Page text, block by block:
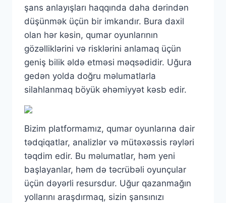
şans anlayışları haqqında daha dərindən
düşünmək üçün bir imkandır. Bura daxil
olan hər kəsin, qumar oyunlarının
gözəlliklərini və risklərini anlamaq üçün
geniş bilik əldə etməsi məqsədidir. Uğura
gedən yolda doğru məlumatlarla
silahlanmaq böyük əhəmiyyət kəsb edir.
Bizim platformamız, qumar oyunlarına dair
tədqiqatlar, analizlər və mütəxəssis rəyləri
təqdim edir. Bu məlumatlar, həm yeni
başlayanlar, həm də təcrübəli oyunçular
üçün dəyərli resursdur. Uğur qazanmağın
yollarını araşdırmaq, sizin şansınızı